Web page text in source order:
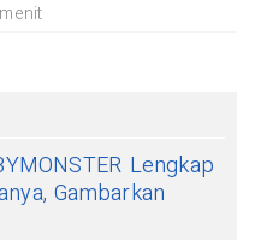
Lengkap
Gambarkan